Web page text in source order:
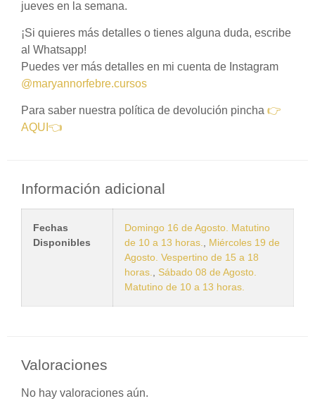
jueves en la semana.
¡Si quieres más detalles o tienes alguna duda, escribe
al Whatsapp!
Puedes ver más detalles en mi cuenta de Instagram
@maryannorfebre.cursos
Para saber nuestra política de devolución pincha 👉
AQUI👈
Información adicional
Fechas
Disponibles
Domingo 16 de Agosto. Matutino
de 10 a 13 horas.
Miércoles 19 de
Agosto. Vespertino de 15 a 18
horas.
Sábado 08 de Agosto.
Matutino de 10 a 13 horas.
Valoraciones
No hay valoraciones aún.